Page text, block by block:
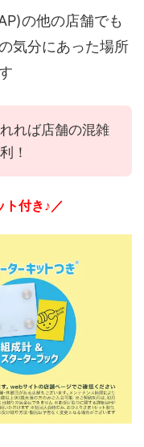
の他の店舗でも
気分にあった場所
れば店舗の混雑
！
ト付き♪／